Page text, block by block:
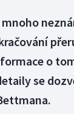
o
se